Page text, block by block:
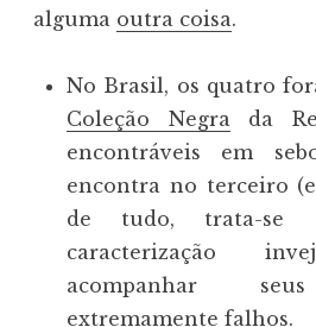
alguma outra coisa.
No Brasil, os quatro
Coleção Negrada
encontráveis em
encontra no terceiro
de tudo, trata-se
caracterização
acompanhar
extremamente falhos.